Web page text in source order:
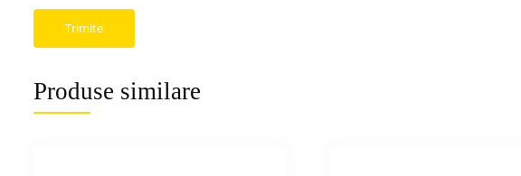
Produse similare